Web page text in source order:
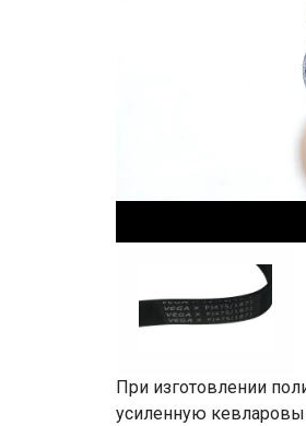
При изготовлении
усиленную